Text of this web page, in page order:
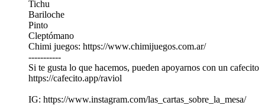
Tichu
Bariloche
Pinto
Cleptómano
Chimi juegos: https://www.chimijuegos.com.ar/
-----------
Si te gusta lo que hacemos, pueden apoyarnos con un cafecito
⁠https://cafecito.app/raviol⁠
IG: ⁠https://www.instagram.com/las_cartas_sobre_la_mesa/⁠